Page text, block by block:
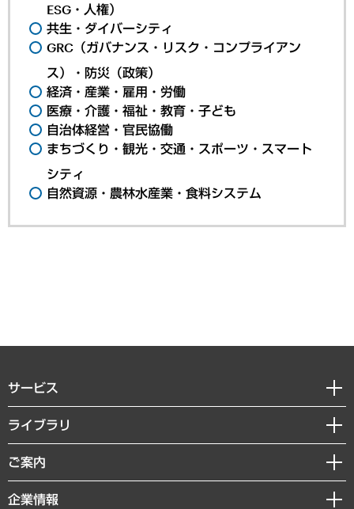
ESG・人権）
共生・ダイバーシティ
GRC（ガバナンス・リスク・コンプライアン
ス）・防災（政策）
経済・産業・雇用・労働
医療・介護・福祉・教育・子ども
自治体経営・官民協働
まちづくり・観光・交通・スポーツ・スマート
シティ
自然資源・農林水産業・食料システム
サービス
経営戦略
組織・人事戦略
デジタルイノベーション
ライブラリ
経済調査
レポート
コラム
ご案内
セミナー・イベント情報
企業情報